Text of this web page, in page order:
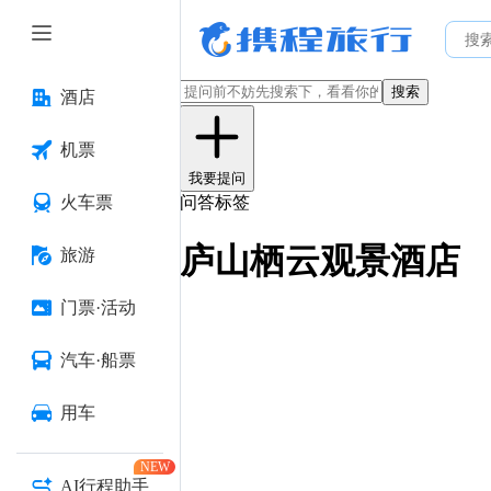
酒店
机票
火车票
旅游
门票·活动
汽车·船票
用车
AI行程助手
NEW
搜索
我要提问
问答标签
庐山栖云观景酒店